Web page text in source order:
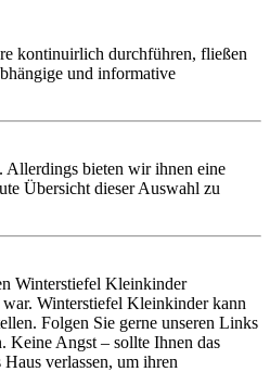
kontinuirlich durchführen, fließen
und informative
Allerdings bieten wir ihnen eine
Übersicht dieser Auswahl zu
Winterstiefel Kleinkinder
Winterstiefel Kleinkinder kann
Folgen Sie gerne unseren Links
Keine Angst – sollte Ihnen das
verlassen, um ihren